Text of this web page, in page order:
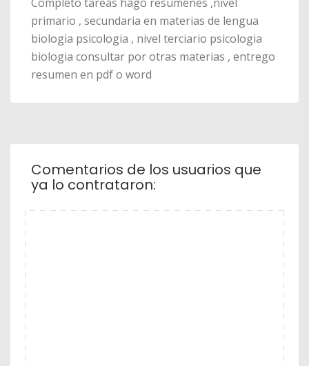
primario , secundaria en materias de lengua
biologia psicologia , nivel terciario psicologia
biologia consultar por otras materias , entrego
resumen en pdf o word
Comentarios de los usuarios que
ya lo contrataron: